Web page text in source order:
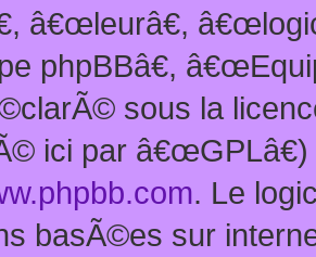
â€œleurâ€,
phpBBâ€,
sous la
ici par
. Le
basÃ©es sur